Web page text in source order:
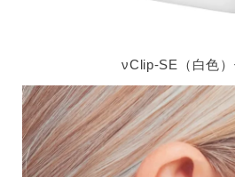
νClip-SE（白色